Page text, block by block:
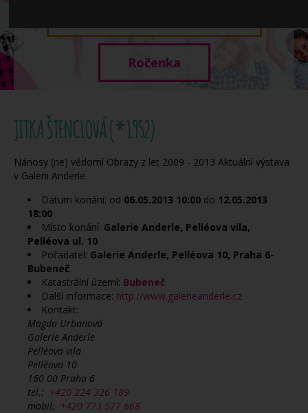
Ročenka
JITKA ŠTENCLOVÁ (*1952)
Nánosy (ne) vědomí Obrazy z let 2009 - 2013 Aktuální výstava
v Galerii Anderle
Datum konání: od 06.05.2013 10:00 do 12.05.2013
18:00
Místo konání: Galerie Anderle, Pelléova vila,
Pelléova ul. 10
Pořadatel: Galerie Anderle, Pelléova 10, Praha 6-
Bubeneč
Katastrální území: Bubeneč
Další informace: http://www.galerieanderle.cz
Kontakt:
Magda Urbanová
Galerie Anderle
Pelléova vila
Pelléova 10
160 00 Praha 6
tel.: +420 224 326 189
mobil: +420 773 577 668